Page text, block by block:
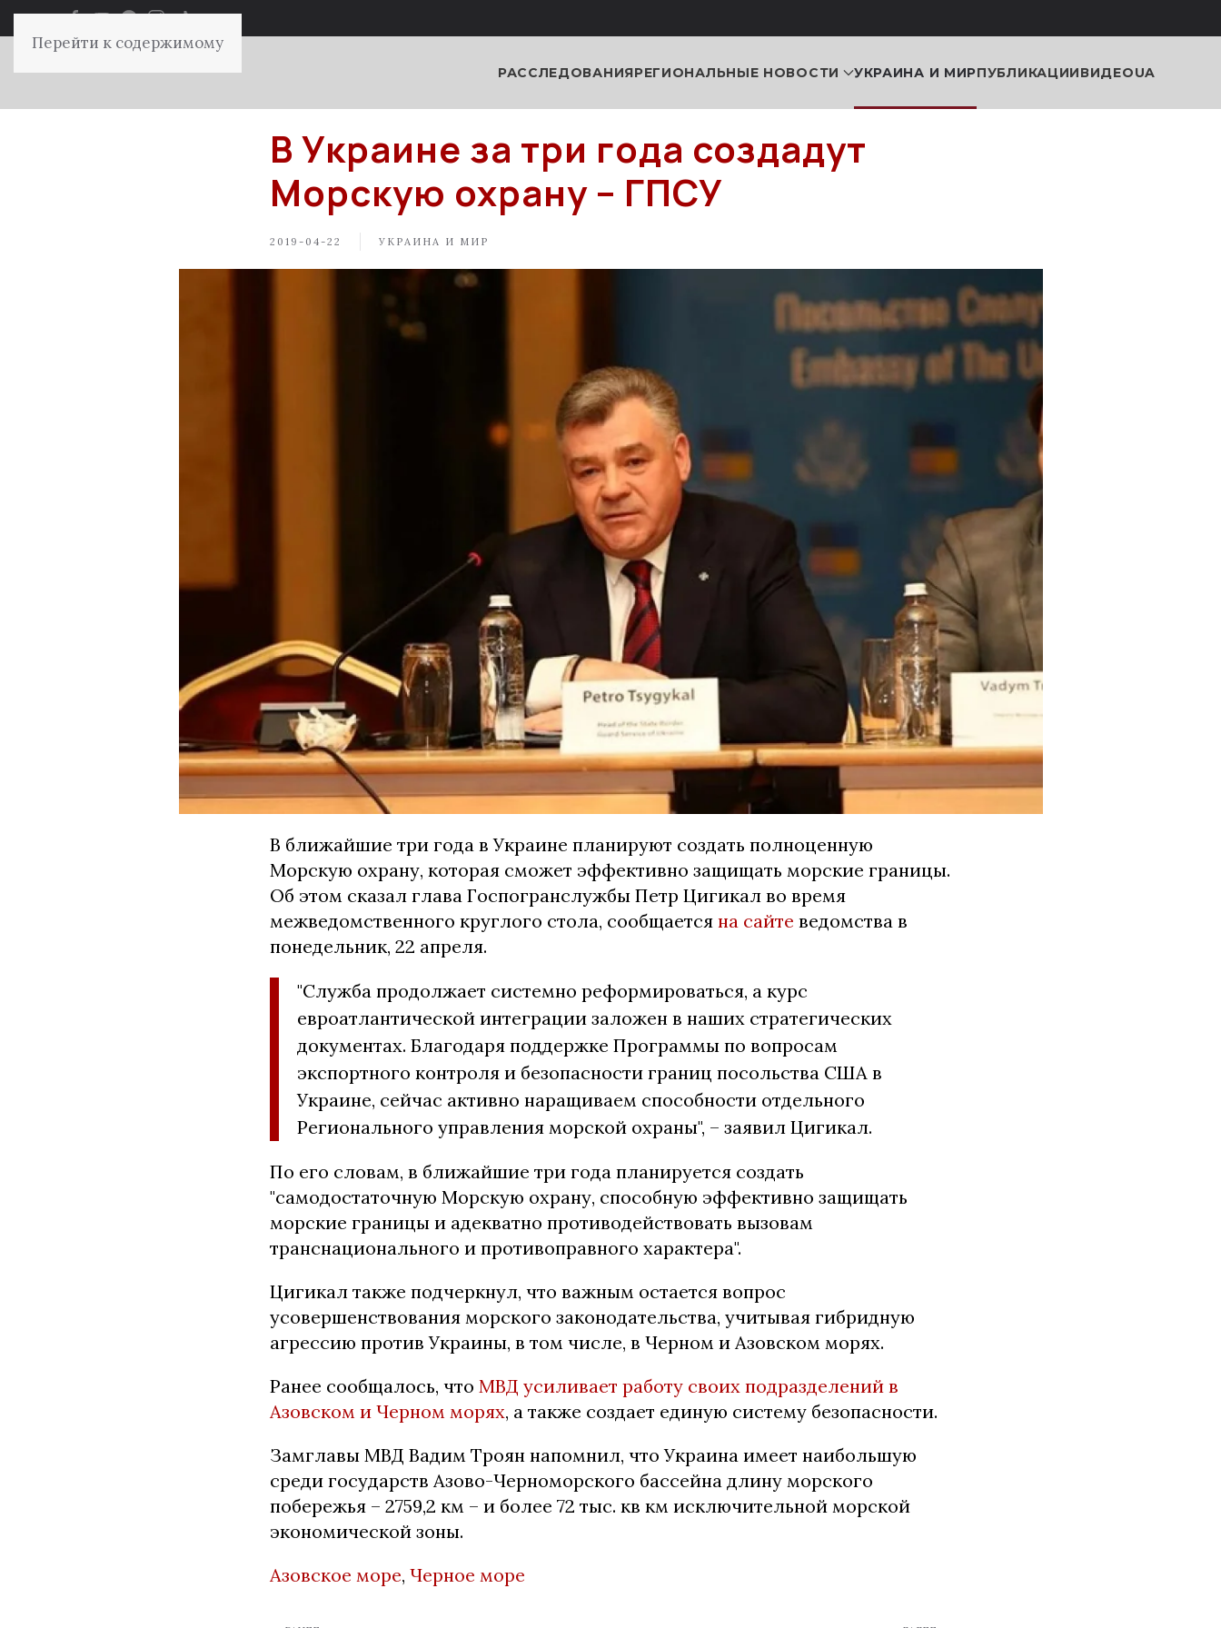
Перейти к содержимому
РАССЛЕДОВАНИЯРЕГИОНАЛЬНЫЕ НОВОСТИ УКРАИНА И МИРПУБЛИКАЦИИВИДЕОUA
В Украине за три года создадут
Морскую охрану – ГПСУ
2019-04-22 УКРАИНА И МИР
В ближайшие три года в Украине планируют создать полноценную
Морскую охрану, которая сможет эффективно защищать морские границы.
Об этом сказал глава Госпогранслужбы Петр Цигикал во время
межведомственного круглого стола, сообщается на сайте ведомства в
понедельник, 22 апреля.
"Служба продолжает системно реформироваться, а курс
евроатлантической интеграции заложен в наших стратегических
документах. Благодаря поддержке Программы по вопросам
экспортного контроля и безопасности границ посольства США в
Украине, сейчас активно наращиваем способности отдельного
Регионального управления морской охраны", – заявил Цигикал.
По его словам, в ближайшие три года планируется создать
"самодостаточную Морскую охрану, способную эффективно защищать
морские границы и адекватно противодействовать вызовам
транснационального и противоправного характера".
Цигикал также подчеркнул, что важным остается вопрос
усовершенствования морского законодательства, учитывая гибридную
агрессию против Украины, в том числе, в Черном и Азовском морях.
Ранее сообщалось, что МВД усиливает работу своих подразделений в
Азовском и Черном морях, а также создает единую систему безопасности.
Замглавы МВД Вадим Троян напомнил, что Украина имеет наибольшую
среди государств Азово-Черноморского бассейна длину морского
побережья – 2759,2 км – и более 72 тыс. кв км исключительной морской
экономической зоны.
Азовское море, Черное море